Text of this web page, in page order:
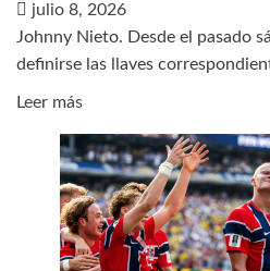
del
mundial
julio 8, 2026
Johnny Nieto. Desde el pasado
definirse las llaves
Leer másLeer
sobre
Partidos,
fechas
y
horarios